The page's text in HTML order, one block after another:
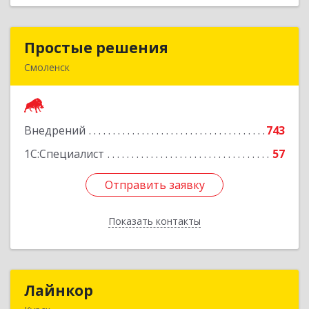
Простые решения
Смоленск
Внедрений
743
1С:Специалист
57
Отправить заявку
Показать контакты
Простые решения
Подробнее
Отправить заявку
Назад
Лайнкор